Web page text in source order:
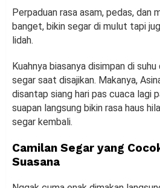
Perpaduan rasa asam, pedas, dan
banget, bikin segar di mulut tapi
lidah.
Kuahnya biasanya disimpan di
segar saat disajikan. Makanya,
disantap siang hari pas cuaca lagi
suapan langsung bikin rasa haus
segar kembali.
Camilan Segar yang
Suasana